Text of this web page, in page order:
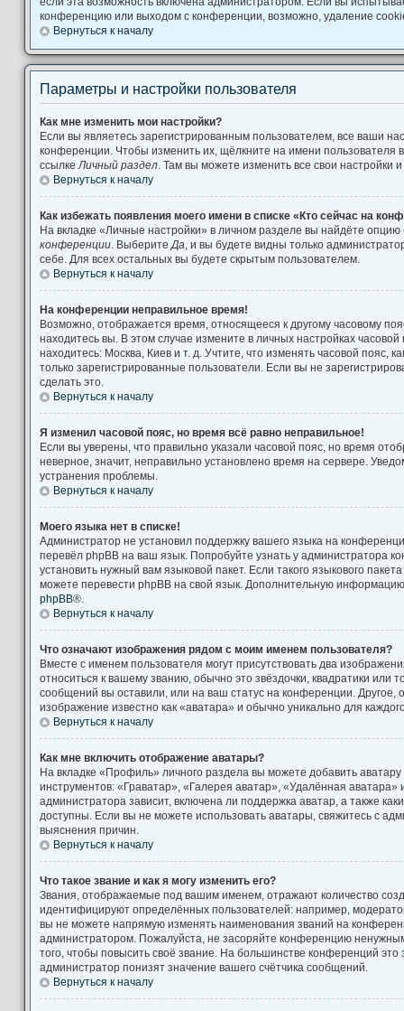
конференцию или выходом с конференции, возможно, удаление
Вернуться к началу
Параметры и настройки пользователя
Как мне изменить мои настройки?
Если вы являетесь зарегистрированным пользователем, все ваши
конференции. Чтобы изменить их, щёлкните на имени пользователя
ссылке Личный раздел . Там вы можете изменить все свои настройки
Вернуться к началу
Как избежать появления моего имени в списке «Кто сейчас на
На вкладке «Личные настройки» в личном разделе вы найдёте опцию
конференции . Выберите Да , и вы будете видны только
себе. Для всех остальных вы будете скрытым пользователем.
Вернуться к началу
На конференции неправильное время!
Возможно, отображается время, относящееся к другому часовому
находитесь вы. В этом случае измените в личных настройках часовой
находитесь: Москва, Киев и т. д. Учтите, что изменять часовой пояс,
только зарегистрированные пользователи. Если вы не
сделать это.
Вернуться к началу
Я изменил часовой пояс, но время всё равно неправильное!
Если вы уверены, что правильно указали часовой пояс, но время
неверное, значит, неправильно установлено время на сервере.
устранения проблемы.
Вернуться к началу
Моего языка нет в списке!
Администратор не установил поддержку вашего языка на
перевёл phpBB на ваш язык. Попробуйте узнать у администратора
установить нужный вам языковой пакет. Если такого языкового
можете перевести phpBB на свой язык. Дополнительную
phpBB®.
Вернуться к началу
Что означают изображения рядом с моим именем пользователя?
Вместе с именем пользователя могут присутствовать два
относиться к вашему званию, обычно это звёздочки, квадратики или
сообщений вы оставили, или на ваш статус на конференции. Другое,
изображение известно как «аватара» и обычно уникально для
Вернуться к началу
Как мне включить отображение аватары?
На вкладке «Профиль» личного раздела вы можете добавить
инструментов: «Граватар», «Галерея аватар», «Удалённая
администратора зависит, включена ли поддержка аватар, а также
доступны. Если вы не можете использовать аватары, свяжитесь с
выяснения причин.
Вернуться к началу
Что такое звание и как я могу изменить его?
Звания, отображаемые под вашим именем, отражают количество
идентифицируют определённых пользователей: например,
вы не можете напрямую изменять наименования званий на
администратором. Пожалуйста, не засоряйте конференцию
того, чтобы повысить своё звание. На большинстве конференций
администратор понизят значение вашего счётчика сообщений.
Вернуться к началу